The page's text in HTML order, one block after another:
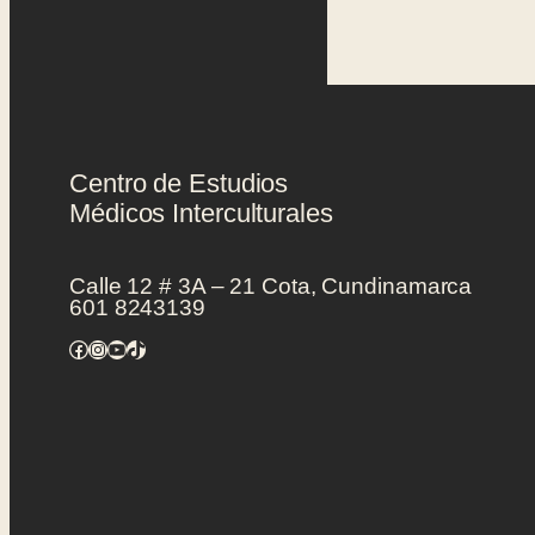
Centro de Estudios
Médicos Interculturales
Calle 12 # 3A – 21 Cota, Cundinamarca
601 8243139
Facebook InstagramYouTube TikTok